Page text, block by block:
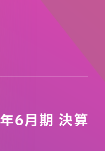
6月期 決算